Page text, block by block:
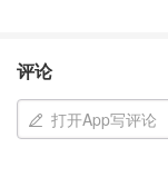
评论
打开App写评论